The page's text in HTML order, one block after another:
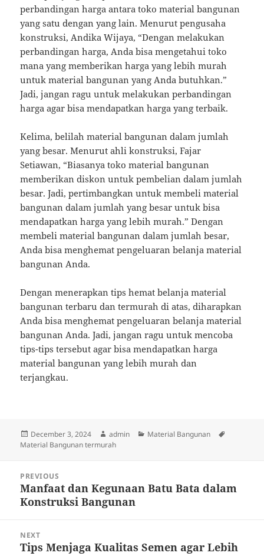
perbandingan harga antara toko material bangunan
yang satu dengan yang lain. Menurut pengusaha
konstruksi, Andika Wijaya, “Dengan melakukan
perbandingan harga, Anda bisa mengetahui toko
mana yang memberikan harga yang lebih murah
untuk material bangunan yang Anda butuhkan.”
Jadi, jangan ragu untuk melakukan perbandingan
harga agar bisa mendapatkan harga yang terbaik.
Kelima, belilah material bangunan dalam jumlah
yang besar. Menurut ahli konstruksi, Fajar
Setiawan, “Biasanya toko material bangunan
memberikan diskon untuk pembelian dalam jumlah
besar. Jadi, pertimbangkan untuk membeli material
bangunan dalam jumlah yang besar untuk bisa
mendapatkan harga yang lebih murah.” Dengan
membeli material bangunan dalam jumlah besar,
Anda bisa menghemat pengeluaran belanja material
bangunan Anda.
Dengan menerapkan tips hemat belanja material
bangunan terbaru dan termurah di atas, diharapkan
Anda bisa menghemat pengeluaran belanja material
bangunan Anda. Jadi, jangan ragu untuk mencoba
tips-tips tersebut agar bisa mendapatkan harga
material bangunan yang lebih murah dan
terjangkau.
Posted
on
December 3, 2024 Author
admin Categories
Material Bangunan
Material Bangunan termurah
navigation
PREVIOUS
Previous
post:
Manfaat dan Kegunaan Batu Bata dalam
Konstruksi Bangunan
NEXT
Next
Tips Menjaga Kualitas Semen agar Lebih